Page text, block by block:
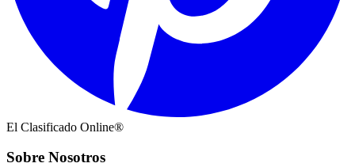
El Clasificado Online®
Sobre Nosotros